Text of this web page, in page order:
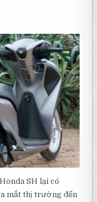
SH lại có
mắt thị trường đến